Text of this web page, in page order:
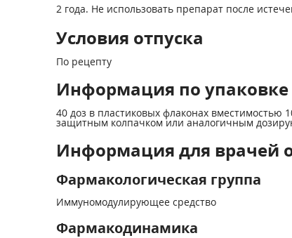
2 года. Не использовать препарат после
Условия отпуска
По рецепту
Информация по упаковке
40 доз в пластиковых флаконах
защитным колпачком или аналогичным
Информация для врачей
Фармакологическая группа
Иммуномодулирующее средство
Фармакодинамика